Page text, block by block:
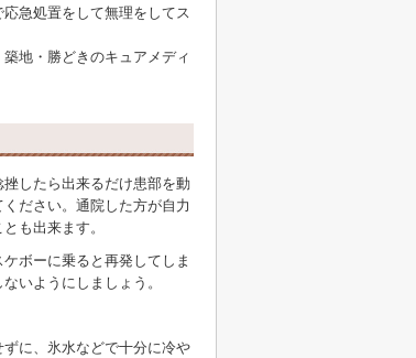
急処置をして無理をしてス
地・勝どきのキュアメディ
したら出来るだけ患部を動
ださい。通院した方が自力
も出来ます。
ボーに乗ると再発してしま
いようにしましょう。
に、氷水などで十分に冷や